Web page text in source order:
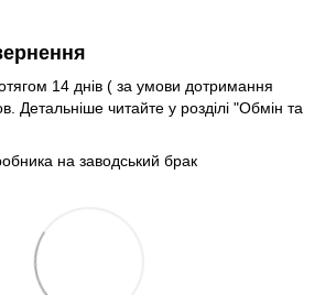
14 днів ( за умови дотримання
Детальніше читайте у розділі "Обмін та
на заводський брак